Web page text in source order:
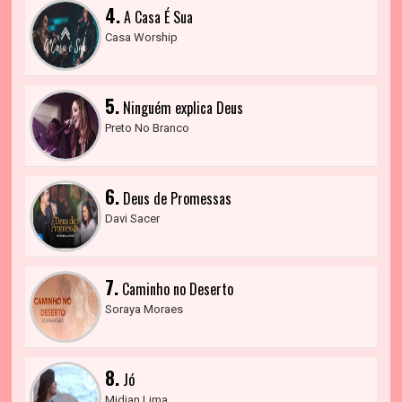
4.A Casa É Sua
Casa Worship
5. Ninguém explica Deus
Preto No Branco
6. Deus de Promessas
Davi Sacer
7. Caminho no Deserto
Soraya Moraes
8. Jó